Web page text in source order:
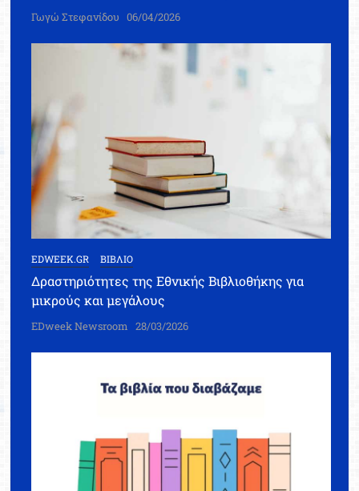
Γωγώ Στεφανίδου 06/04/2026
EDWEEK.GR ΒΙΒΛΙΟ
Δραστηριότητες της Εθνικής Βιβλιοθήκης για
μικρούς και μεγάλους
EDweek Newsroom 28/03/2026